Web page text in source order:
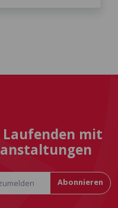
Laufenden mit
Abonnieren